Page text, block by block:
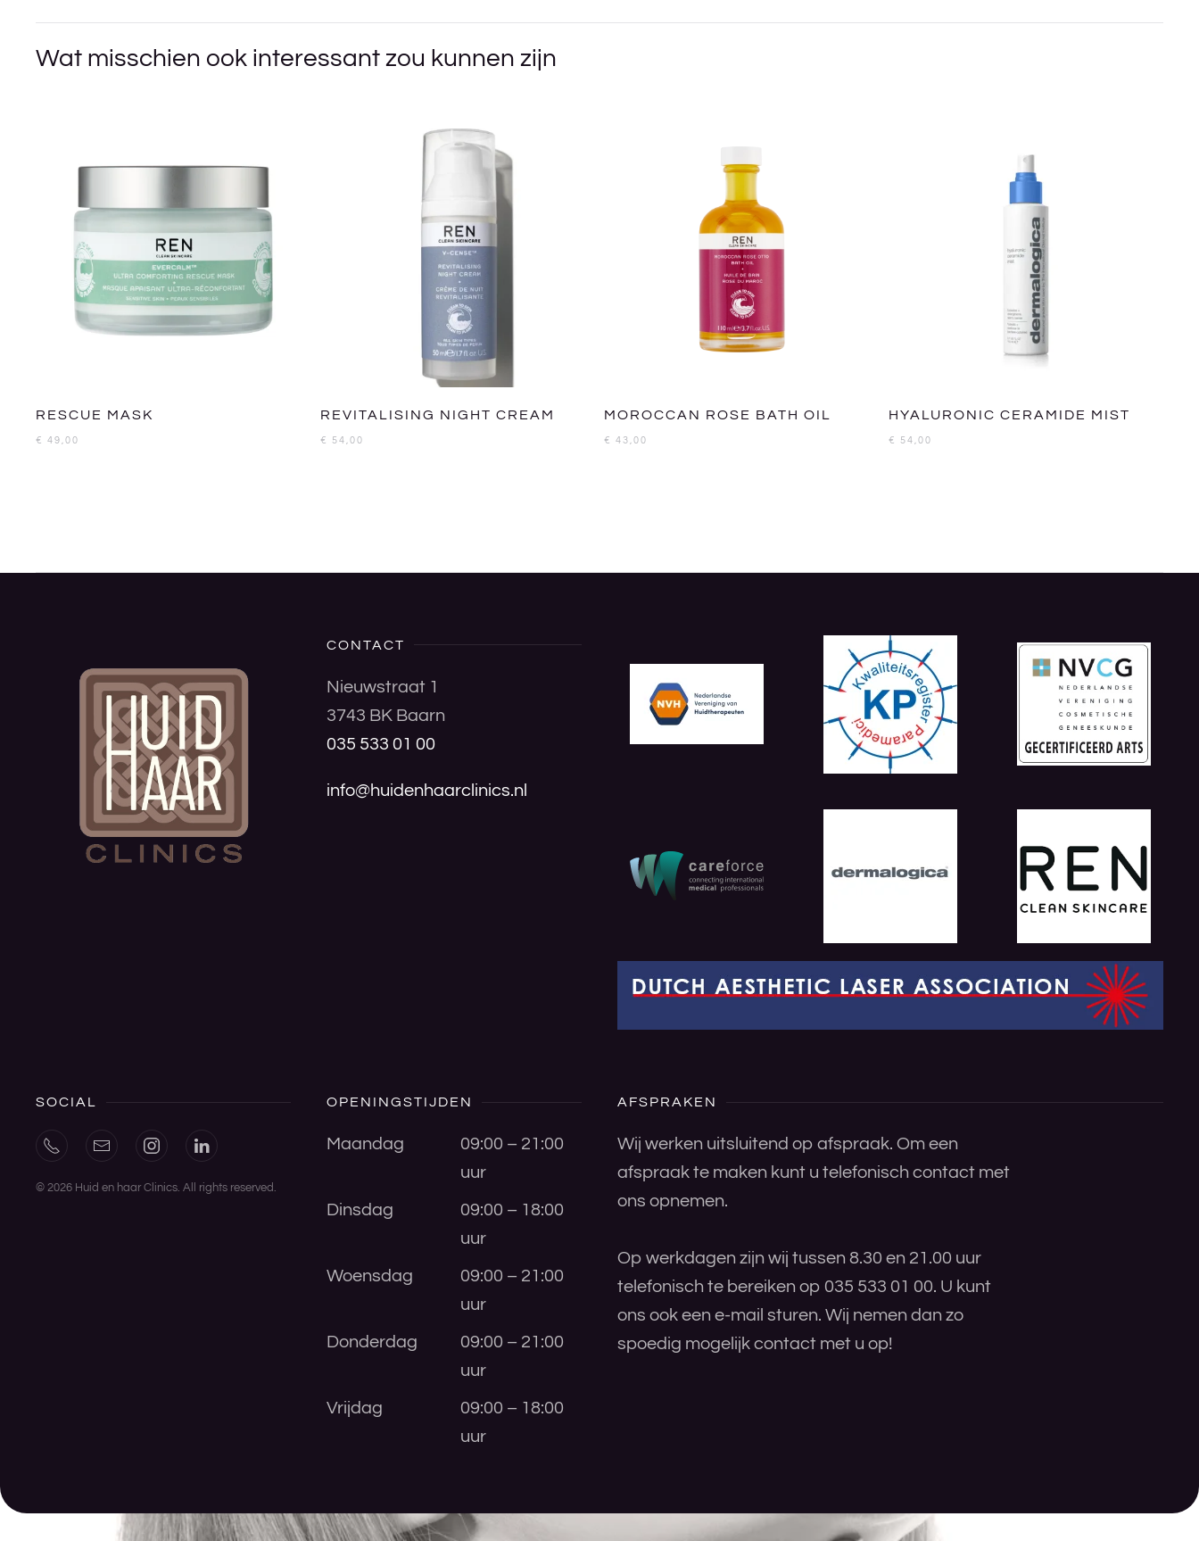
Wat misschien ook interessant zou kunnen zijn
RESCUE MASK
€ 49,00
REVITALISING NIGHT CREAM
€ 54,00
MOROCCAN ROSE BATH OIL
€ 43,00
HYALURONIC CERAMIDE MIST
€ 54,00
CONTACT
Nieuwstraat 1
3743 BK Baarn
035 533 01 00
info@huidenhaarclinics.nl
SOCIAL
© 2026 Huid en haar Clinics. All rights reserved.
OPENINGSTIJDEN
Maandag
09:00 – 21:00
uur
Dinsdag
09:00 – 18:00
uur
Woensdag
09:00 – 21:00
uur
Donderdag
09:00 – 21:00
uur
Vrijdag
09:00 – 18:00
uur
AFSPRAKEN
Wij werken uitsluitend op afspraak. Om een
afspraak te maken kunt u telefonisch contact met
ons opnemen.
Op werkdagen zijn wij tussen 8.30 en 21.00 uur
telefonisch te bereiken op 035 533 01 00. U kunt
ons ook een e-mail sturen. Wij nemen dan zo
spoedig mogelijk contact met u op!